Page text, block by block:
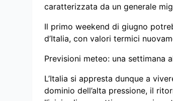
caratterizzata da un generale
Il primo weekend di giugno
d’Italia, con valori termici
Previsioni meteo: una settimana
L’Italia si appresta dunque a
dominio dell’alta pressione, il